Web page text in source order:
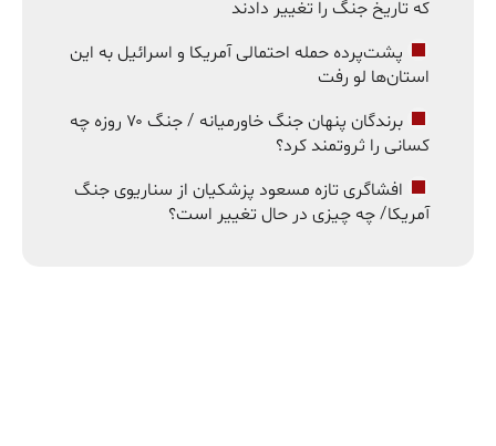
که تاریخ جنگ را تغییر دادند
پشت‌پرده حمله احتمالی آمریکا و اسرائیل به این
استان‌ها لو رفت
برندگان پنهان جنگ خاورمیانه / جنگ ۷۰ روزه چه
کسانی را ثروتمند کرد؟
افشاگری تازه مسعود پزشکیان از سناریوی جنگ
آمریکا/ چه چیزی در حال تغییر است؟